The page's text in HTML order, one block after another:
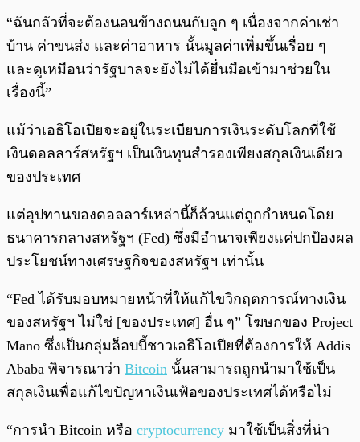
“ฉันกลัวที่จะต้องนอนข้างถนนกับลูก ๆ เนื่องจากค่าเช่า
บ้าน ค่าขนส่ง และค่าอาหาร นั้นมูลค่าเพิ่มขึ้นเรื่อย ๆ
และดูเหมือนว่ารัฐบาลจะยังไม่ได้ยื่นมือเข้ามาช่วยใน
เรื่องนี้”
แม้ว่าเอธิโอเปียจะอยู่ในระเบียบการเงินระดับโลกที่ใช้
เงินดอลลาร์สหรัฐฯ เป็นเงินทุนสำรองเพียงสกุลเงินเดียว
ของประเทศ
แต่อุปทานของดอลลาร์เหล่านี้ก็ล้วนแต่ถูกกำหนดโดย
ธนาคารกลางสหรัฐฯ (Fed) ซึ่งมีอำนาจเพียงแค่ปกป้องผล
ประโยชน์ทางเศรษฐกิจของสหรัฐฯ เท่านั้น
“Fed ได้รับมอบหมายหน้าที่ให้แก้ไขวิกฤตการณ์ทางเงิน
ของสหรัฐฯ ไม่ใช่ [ของประเทศ] อื่น ๆ” โฆษกของ Project
Mano ซึ่งเป็นกลุ่มล็อบบี้ชาวเอธิโอเปียที่ต้องการให้ Addis
Ababa พิจารณาว่า Bitcoin นั้นสามารถถูกนำมาใช้เป็น
สกุลเงินเพื่อแก้ไขปัญหาเงินเฟ้อของประเทศได้หรือไม่
“การนำ Bitcoin หรือ cryptocurrency มาใช้เป็นสิ่งที่น่า